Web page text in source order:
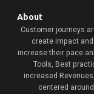
About
Customer journeys
create impact
increase their pace
Tools, Best
increased
centered